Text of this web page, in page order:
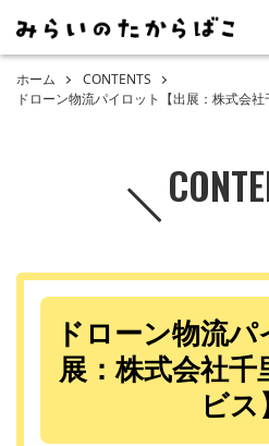
ホーム
CONTENTS
ドローン物流パイロット【出展：株式会社
ドローン物流
展：株式会社千
ビス